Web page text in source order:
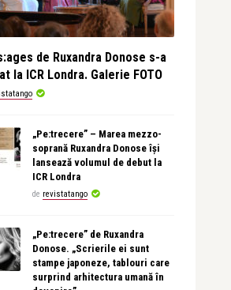
de Ruxandra Donose s-a
la ICR Londra. Galerie FOTO
„Pe:trecere” – Marea mezzo-
soprană Ruxandra Donose își
lansează volumul de debut la
ICR Londra
de revistatango
„Pe:trecere” de Ruxandra
Donose. „Scrierile ei sunt
stampe japoneze, tablouri care
surprind arhitectura umană în